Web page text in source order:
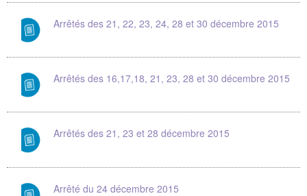
Arrêtés des 21, 22, 23, 24, 28 et 30 décembre 2015
Arrêtés des 16,17,18, 21, 23, 28 et 30 décembre 2015
Arrêtés des 21, 23 et 28 décembre 2015
Arrêté du 24 décembre 2015